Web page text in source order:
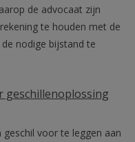
de advocaat zijn
te houden met de
nodige bijstand te
geschillenoplossing
voor te leggen aan